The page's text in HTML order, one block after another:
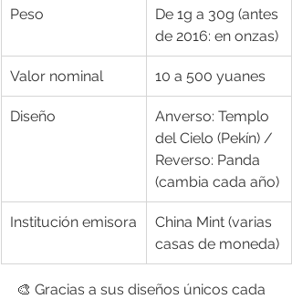
Peso
De 1g a 30g (antes
de 2016: en onzas)
Valor nominal 10 a 500 yuanes
Diseño
Anverso: Templo
del Cielo (Pekín) /
Reverso: Panda
(cambia cada año)
Institución emisora
China Mint (varias
casas de moneda)
🎨 Gracias a sus diseños únicos cada